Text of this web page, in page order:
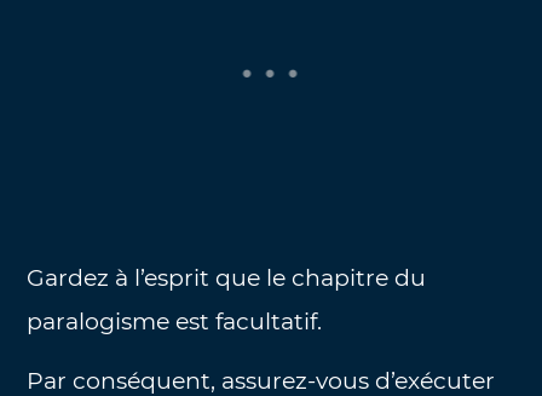
Gardez à l’esprit que le chapitre du
paralogisme est facultatif.
Par conséquent, assurez-vous d’exécuter